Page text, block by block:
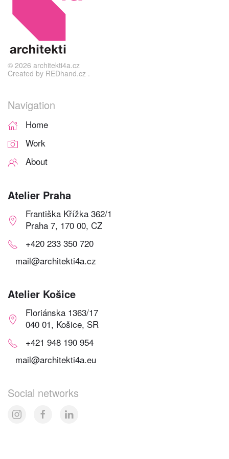
© 2026 architekti4a.cz
Created by REDhand.cz .
Navigation
Home
Work
About
Atelier Praha
Františka Křížka 362/1
Praha 7, 170 00, CZ
+420 233 350 720
mail@architekti4a.cz
Atelier Košice
Floriánska 1363/17
040 01, Košice, SR
+421 948 190 954
mail@architekti4a.eu
Social networks